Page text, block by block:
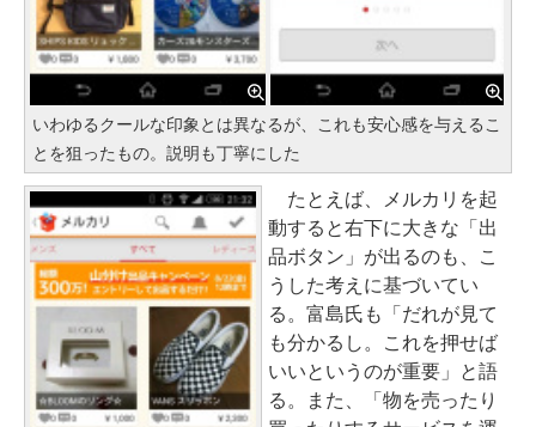
いわゆるクールな印象とは異なるが、これも安心感を与えるこ
とを狙ったもの。説明も丁寧にした
たとえば、メルカリを起
動すると右下に大きな「出
品ボタン」が出るのも、こ
うした考えに基づいてい
る。富島氏も「だれが見て
も分かるし。これを押せば
いいというのが重要」と語
る。また、「物を売ったり